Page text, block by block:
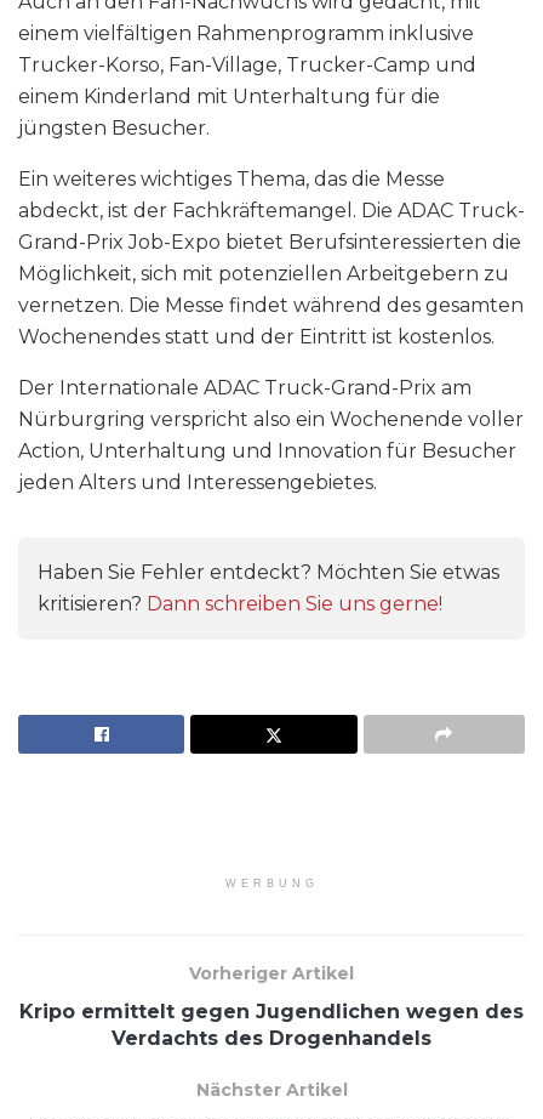
einem vielfältigen Rahmenprogramm inklusive
Trucker-Korso, Fan-Village, Trucker-Camp und
einem Kinderland mit Unterhaltung für die
jüngsten Besucher.
Ein weiteres wichtiges Thema, das die Messe
abdeckt, ist der Fachkräftemangel. Die ADAC Truck-
Grand-Prix Job-Expo bietet Berufsinteressierten die
Möglichkeit, sich mit potenziellen Arbeitgebern zu
vernetzen. Die Messe findet während des gesamten
Wochenendes statt und der Eintritt ist kostenlos.
Der Internationale ADAC Truck-Grand-Prix am
Nürburgring verspricht also ein Wochenende voller
Action, Unterhaltung und Innovation für Besucher
jeden Alters und Interessengebietes.
Haben Sie Fehler entdeckt? Möchten Sie etwas
kritisieren? Dann schreiben Sie uns gerne!
WERBUNG
Vorheriger Artikel
Kripo ermittelt gegen Jugendlichen wegen des
Verdachts des Drogenhandels
Nächster Artikel